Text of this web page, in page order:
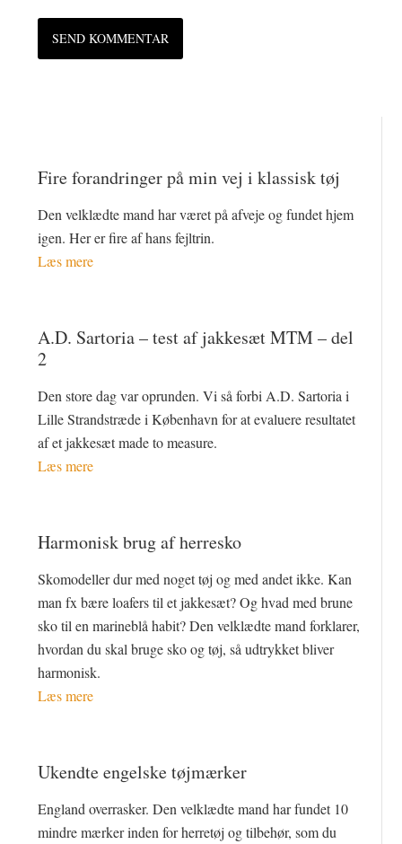
Fire forandringer på min vej i klassisk tøj
Den velklædte mand har været på afveje og fundet hjem
igen. Her er fire af hans fejltrin.
Læs mere
A.D. Sartoria – test af jakkesæt MTM – del
2
Den store dag var oprunden. Vi så forbi A.D. Sartoria i
Lille Strandstræde i København for at evaluere resultatet
af et jakkesæt made to measure.
Læs mere
Harmonisk brug af herresko
Skomodeller dur med noget tøj og med andet ikke. Kan
man fx bære loafers til et jakkesæt? Og hvad med brune
sko til en marineblå habit? Den velklædte mand forklarer,
hvordan du skal bruge sko og tøj, så udtrykket bliver
harmonisk.
Læs mere
Ukendte engelske tøjmærker
England overrasker. Den velklædte mand har fundet 10
mindre mærker inden for herretøj og tilbehør, som du